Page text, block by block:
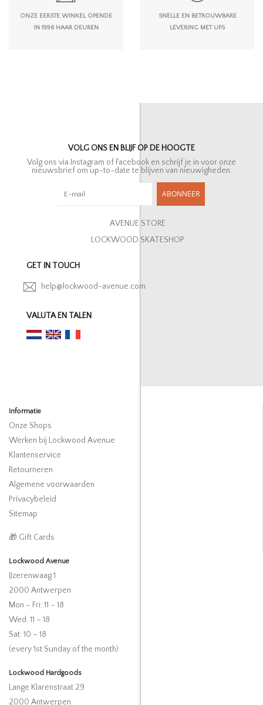
ONZE EERSTE WINKEL OPENDE
IN 1996 HAAR DEUREN
SNELLE EN BETROUWBARE
LEVERING MET UPS
VOLG ONS EN BLIJF OP DE HOOGTE
Volg ons via Instagram of Facebook en schrijf je in voor onze
nieuwsbrief om up-to-date te blijven van nieuwigheden.
ABONNEER
AVENUE STORE
LOCKWOOD SKATESHOP
GET IN TOUCH
help@lockwood-avenue.com
VALUTA EN TALEN
Informatie
Onze Shops
Werken bij Lockwood Avenue
Klantenservice
Retourneren
Algemene voorwaarden
Privacybeleid
Sitemap
🎁 Gift Cards
Lockwood Avenue
IJzerenwaag 1
2000 Antwerpen
Mon – Fri: 11 – 18
Wed: 11 – 18
Sat: 10 – 18
(every 1st Sunday of the month)
Lockwood Hardgoods
Lange Klarenstraat 29
2000 Antwerpen